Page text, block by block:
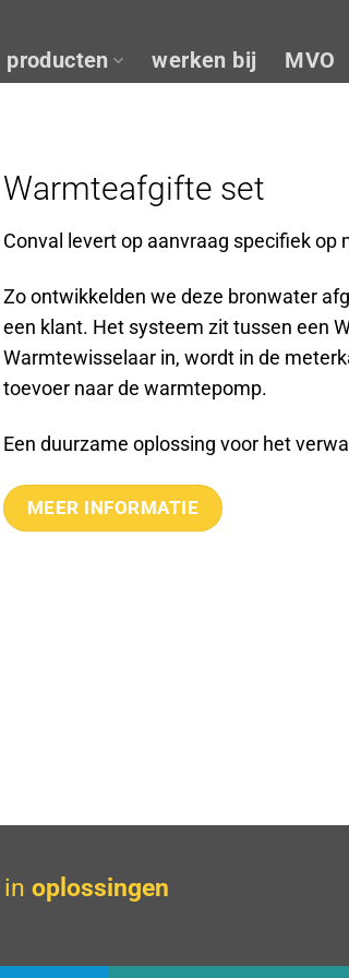
producten werken bij MVO
Warmteafgifte set
Conval levert op aanvraag specifiek
Zo ontwikkelden we deze bronwater
een klant. Het systeem zit tussen een
Warmtewisselaar in, wordt in de
toevoer naar de warmtepomp.
Een duurzame oplossing voor het
MEER INFORMATIE
in oplossingen